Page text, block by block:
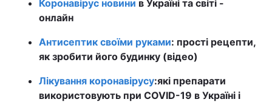
Коронавірус новини в Україні та світі -
онлайн
Антисептик своїми руками: прості рецепти,
як зробити його будинку (відео)
Лікування коронавірусу:які препарати
використовують при COVID-19 в Україні і